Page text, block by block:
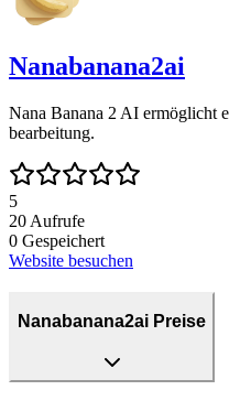
Nanabanana2ai
Nana Banana 2 AI ermöglicht
bearbeitung.
5
20 Aufrufe
0 Gespeichert
Website besuchen
Nanabanana2ai Preise